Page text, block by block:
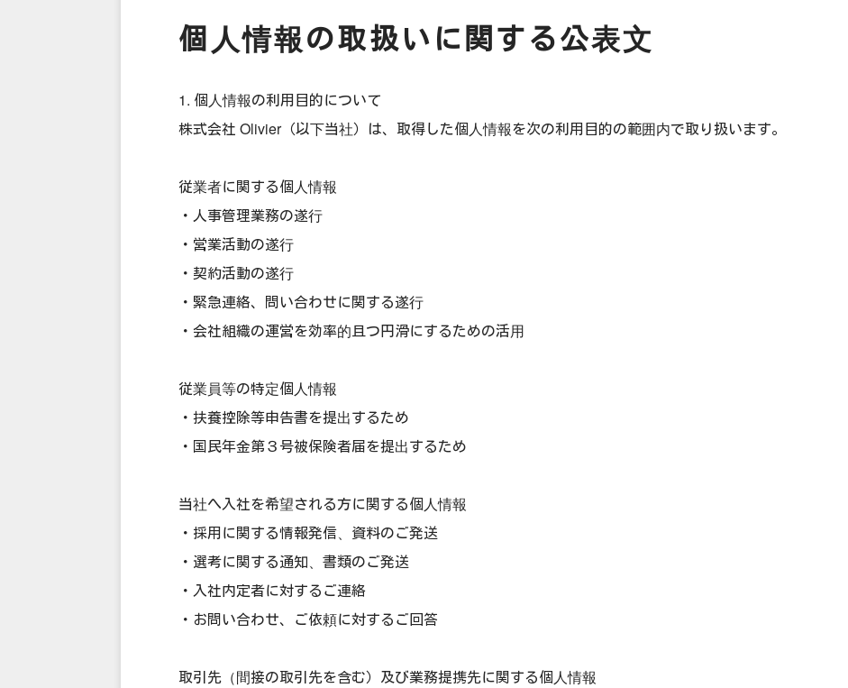
個人情報の取扱いに関する公表文
1. 個人情報の利用目的について
株式会社 Olivier（以下当社）は、取得した個人情報を次の利用目的の範囲内で取り扱います。
従業者に関する個人情報
・人事管理業務の遂行
・営業活動の遂行
・契約活動の遂行
・緊急連絡、問い合わせに関する遂行
・会社組織の運営を効率的且つ円滑にするための活用
従業員等の特定個人情報
・扶養控除等申告書を提出するため
・国民年金第３号被保険者届を提出するため
当社へ入社を希望される方に関する個人情報
・採用に関する情報発信、資料のご発送
・選考に関する通知、書類のご発送
・入社内定者に対するご連絡
・お問い合わせ、ご依頼に対するご回答
取引先（間接の取引先を含む）及び業務提携先に関する個人情報